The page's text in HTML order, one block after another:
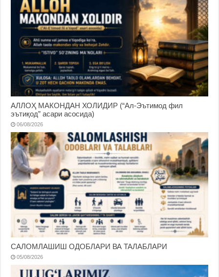
АЛЛОҲ МАКОНДАН ХОЛИДИР (“Ал-Эътимод фил
эътиқод” асари асосида)
06/08/2026
САЛОМЛАШИШ ОДОБЛАРИ ВА ТАЛАБЛАРИ
05/08/2026